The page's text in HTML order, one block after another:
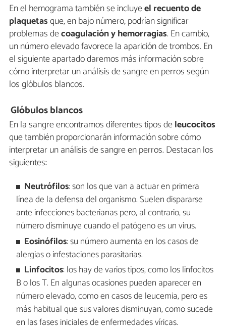
En el hemograma también se incluyeel recuento de
plaquetasque, en bajo número, podrían significar
problemas decoagulación y hemorragias. En cambio,
un número elevado favorece la aparición de trombos. En
el siguiente apartado daremos más información sobre
cómo interpretar un análisis de sangre en perros según
los glóbulos blancos.
Glóbulos blancos
En la sangre encontramos diferentes tipos deleucocitos
que también proporcionarán información sobre cómo
interpretar un análisis de sangre en perros. Destacan los
siguientes:
Neutrófilos: son los que van a actuar en primera
línea de la defensa del organismo. Suelen dispararse
ante infecciones bacterianas pero, al contrario, su
número disminuye cuando el patógeno es un virus.
Eosinófilos: su número aumenta en los casos de
alergias o infestaciones parasitarias.
Linfocitos: los hay de varios tipos, como los linfocitos
B o los T. En algunas ocasiones pueden aparecer en
número elevado, como en casos de leucemia, pero es
más habitual que sus valores disminuyan, como sucede
en las fases iniciales de enfermedades víricas.